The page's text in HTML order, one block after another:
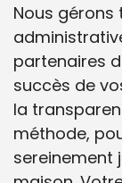
Nous
partenaires
succès de
la
méthode,
sereinement